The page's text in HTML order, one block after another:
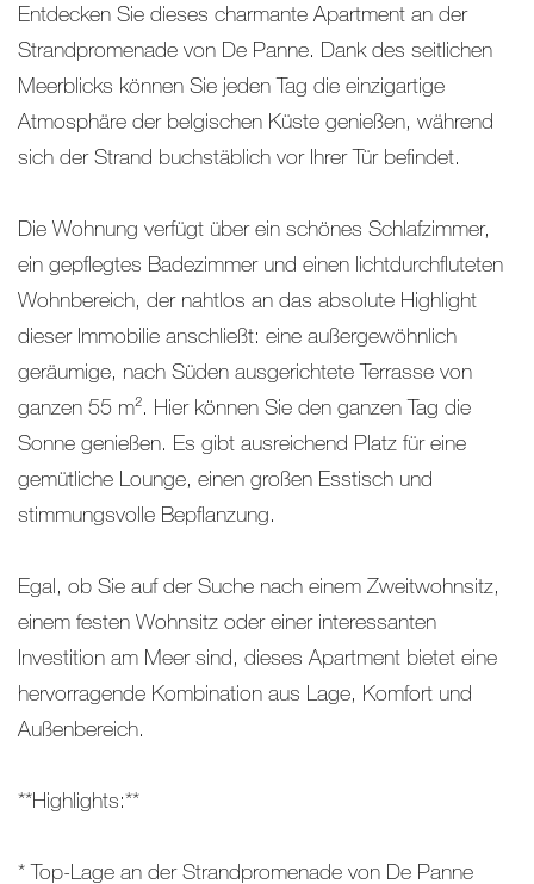
Entdecken Sie dieses charmante Apartment an der
Strandpromenade von De Panne. Dank des seitlichen
Meerblicks können Sie jeden Tag die einzigartige
Atmosphäre der belgischen Küste genießen, während
sich der Strand buchstäblich vor Ihrer Tür befindet.
Die Wohnung verfügt über ein schönes Schlafzimmer,
ein gepflegtes Badezimmer und einen lichtdurchfluteten
Wohnbereich, der nahtlos an das absolute Highlight
dieser Immobilie anschließt: eine außergewöhnlich
geräumige, nach Süden ausgerichtete Terrasse von
ganzen 55 m². Hier können Sie den ganzen Tag die
Sonne genießen. Es gibt ausreichend Platz für eine
gemütliche Lounge, einen großen Esstisch und
stimmungsvolle Bepflanzung.
Egal, ob Sie auf der Suche nach einem Zweitwohnsitz,
einem festen Wohnsitz oder einer interessanten
Investition am Meer sind, dieses Apartment bietet eine
hervorragende Kombination aus Lage, Komfort und
Außenbereich.
**Highlights:**
* Top-Lage an der Strandpromenade von De Panne